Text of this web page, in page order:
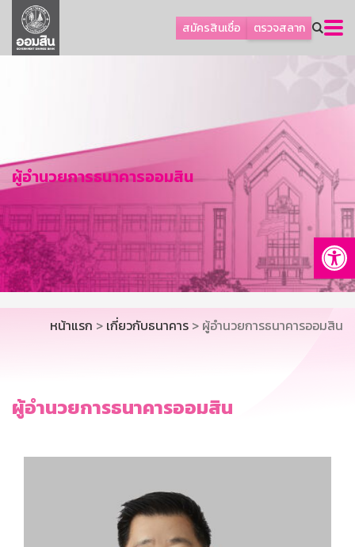
สมัครสินเชื่อ ตรวจสลาก
ลูกค้าธุรกิจ
ลูกค้าผู้ประกอบรายย่อย
การพัฒนาที่ยั่งยืน
ข่าวสาร
บริการทางการเงิน
อื่นๆ
ติดต่อเรา
บริการออนไลน์
TH
EN
ผู้อำนวยการธนาคารออมสิน
หน้าแรก > เกี่ยวกับธนาคาร > ผู้อำนวยการธนาคารออมสิน
ผู้อำนวยการธนาคารออมสิน